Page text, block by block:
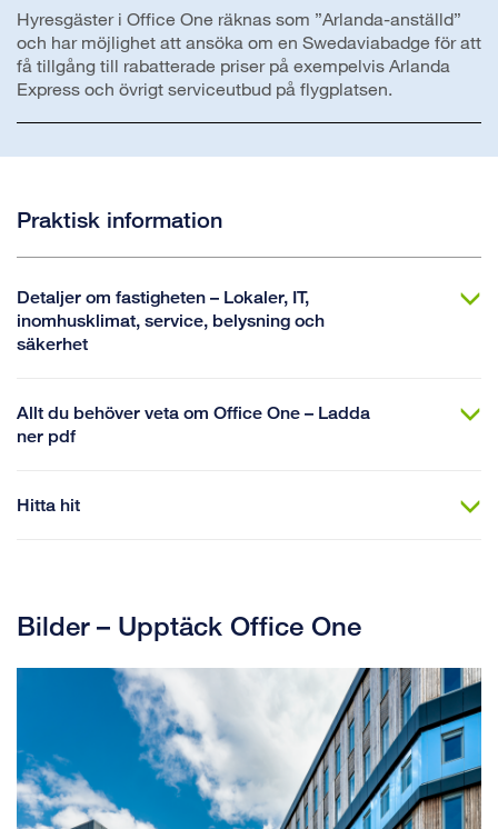
Hyresgäster i Office One räknas som ”Arlanda-anställd”
och har möjlighet att ansöka om en Swedaviabadge för att
få tillgång till rabatterade priser på exempelvis Arlanda
Express och övrigt serviceutbud på flygplatsen.
Praktisk information
Detaljer om fastigheten – Lokaler, IT,
inomhusklimat, service, belysning och
säkerhet
Allt du behöver veta om Office One – Ladda
ner pdf
Hitta hit
Bilder – Upptäck Office One